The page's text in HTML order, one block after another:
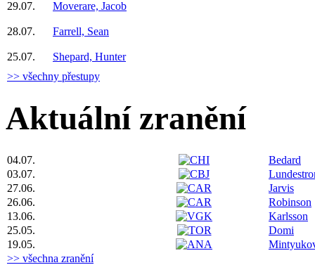
29.07. Moverare, Jacob
28.07. Farrell, Sean
25.07.
Shepard, Hunter
>> všechny přestupy
Aktuální zranění
04.07.
Bedard
03.07.
27.06.
Jarvis
26.06.
Robinson
13.06.
Karlsson
25.05.
Domi
19.05.
>> všechna zranění